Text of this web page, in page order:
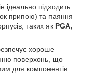
ідеально підходить
припою) та паяння
таких як PGA,
хороше
поверхонь, що
для компонентів